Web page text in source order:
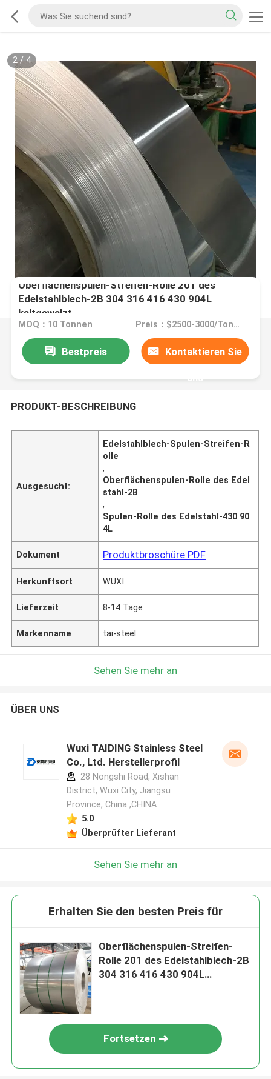
2/ 4
Oberflächenspulen-Streifen-Rolle 201 des
Edelstahlblech-2B 304 316 416 430 904L
kaltgewalzt
MOQ：10 Tonnen Preis：$2500-3000/Tons 10-999 Tons
Bestpreis Kontaktieren Sie
uns
PRODUKT-BESCHREIBUNG
Ausgesucht:
Edelstahlblech-Spulen-Streifen-R
olle
,
Oberflächenspulen-Rolle des Edel
stahl-2B
,
Spulen-Rolle des Edelstahl-430 90
4L
Dokument Produktbroschüre PDF
Herkunftsort WUXI
Lieferzeit 8-14 Tage
Markenname tai-steel
Sehen Sie mehr an
ÜBER UNS
Wuxi TAIDING Stainless Steel
Co., Ltd. Herstellerprofil
28 Nongshi Road, Xishan
District, Wuxi City, Jiangsu
Province, China ,CHINA
5.0
Überprüfter Lieferant
Sehen Sie mehr an
Erhalten Sie den besten Preis für
Oberflächenspulen-Streifen-
Rolle 201 des Edelstahlblech-2B
304 316 416 430 904L
Fortsetzen